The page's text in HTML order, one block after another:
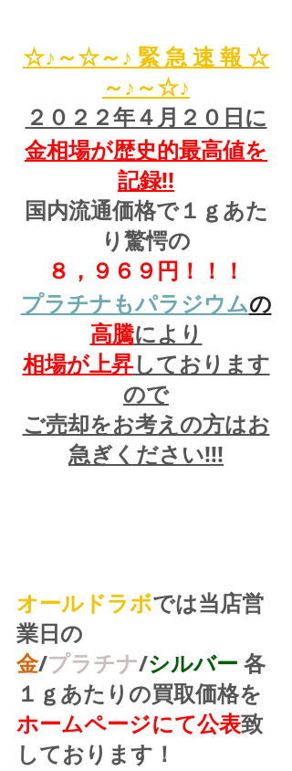
☆♪～☆～♪ 緊 急 速 報 ☆
～♪～☆♪
２０２２年４月２０日に
金相場が歴史的最高値を
記録!!
国内流通価格で１ｇあた
り驚愕の
８，９６９円！！！
プラチナもパラジウムの
高騰により
相場が上昇しております
ので
ご売却をお考えの方はお
急ぎください!!!
オールドラボでは当店営
業日の
金/プラチナ/シルバー 各
１ｇあたりの買取価格を
ホームページにて公表致
しております！